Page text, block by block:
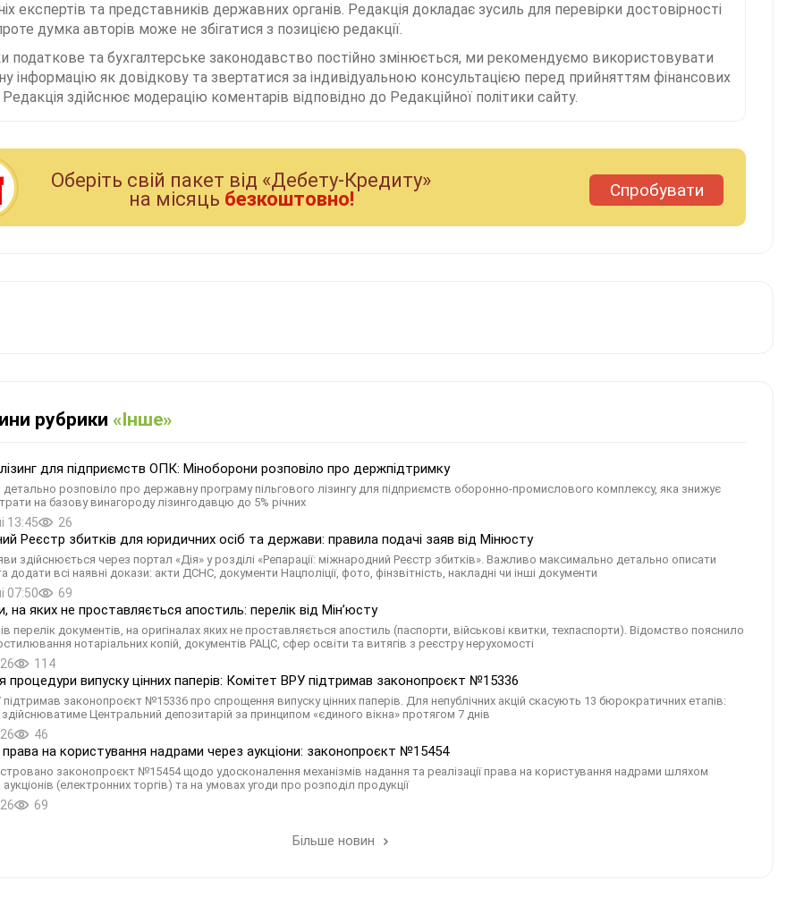
експертів та представників державних органів. Редакція докладає зусиль для перевірки достовірності
думка авторів може не збігатися з позицією редакції.
податкове та бухгалтерське законодавство постійно змінюється, ми рекомендуємо використовувати
інформацію як довідкову та звертатися за індивідуальною консультацією перед прийняттям фінансових
здійснює модерацію коментарів відповідно до Редакційної політики сайту.
Оберiть свiй пакет вiд «Дебету-Кредиту»
на мiсяць безкоштовно! Спробувати
рубрики «Інше»
для підприємств ОПК: Міноборони розповіло про держпідтримку
розповіло про державну програму пільгового лізингу для підприємств оборонно-промислового комплексу, яка знижує
на базову винагороду лізингодавцю до 5% річних
13:45 26
Реєстр збитків для юридичних осіб та держави: правила подачі заяв від Мінюсту
здійснюється через портал «Дія» у розділі «Репарації: міжнародний Реєстр збитків». Важливо максимально детально описати
додати всі наявні докази: акти ДСНС, документи Нацполіції, фото, фінзвітність, накладні чи інші документи
07:50 69
на яких не проставляється апостиль: перелік від Мін’юсту
перелік документів, на оригіналах яких не проставляється апостиль (паспорти, військові квитки, техпаспорти). Відомство пояснило
нотаріальних копій, документів РАЦС, сфер освіти та витягів з реєстру нерухомості
114
випуску цінних паперів: Комітет ВРУ підтримав законопроєкт №15336
підтримав законопроєкт №15336 про спрощення випуску цінних паперів. Для непублічних акцій скасують 13 бюрократичних етапів:
Центральний депозитарій за принципом «єдиного вікна» протягом 7 днів
46
права на користування надрами через аукціони: законопроєкт №15454
законопроєкт №15454 щодо удосконалення механізмів надання та реалізації права на користування надрами шляхом
(електронних торгів) та на умовах угоди про розподіл продукції
69
Більше новин